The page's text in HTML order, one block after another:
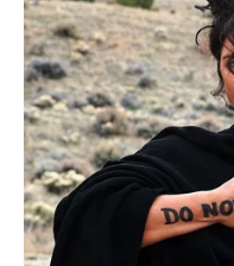
– Біжи збиратися, не
тільки одягни якусь
Алла придивилася і